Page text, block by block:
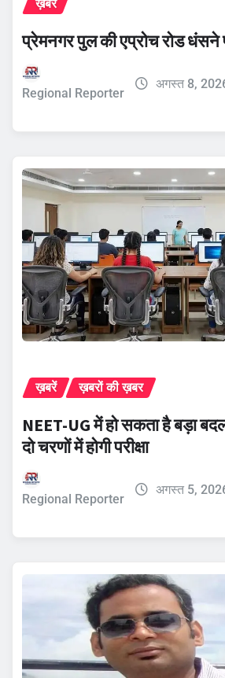
ख़बरें
प्रेमनगर पुल की एप्रोच रोड धंसने
Regional Reporter
अगस्त 8,
ख़बरें ख़बरों की ख़बर
NEET-UG में हो सकता है बड़ा
दो चरणों में होगी परीक्षा
Regional Reporter
अगस्त 5,